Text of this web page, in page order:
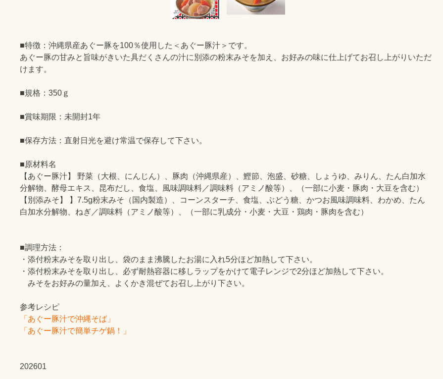
■特徴：沖縄県産あぐー豚を100％使用した＜あぐー豚汁＞です。
あぐー豚の甘みと旨味がきいた具だくさんの汁に別添の粉末みそを加え、お好みの味に仕上げてお召し上がりいただ
けます。
■規格：350ｇ
■賞味期限：未開封1年
■保存方法：直射日光を避け常温で保存して下さい。
■原材料名
【あぐー豚汁】 野菜（大根、にんじん）、豚肉（沖縄県産）、鰹節、泡盛、砂糖、しょうゆ、みりん、たん白加水
分解物、酵母エキス、昆布だし、食塩、風味調味料／調味料（アミノ酸等）、（一部に小麦・豚肉・大豆を含む）
【別添みそ】 】7.5g粉末みそ（国内製造）、コーンスターチ、食塩、ぶどう糖、かつお風味調味料、わかめ、たん
白加水分解物、ねぎ／調味料（アミノ酸等）、（一部に乳成分・小麦・大豆・鶏肉・豚肉を含む）
■調理方法：
・添付粉末みそを取り出し、袋のまま沸騰したお湯に入れ5分ほど加熱して下さい。
・添付粉末みそを取り出し、必ず耐熱容器に移しラップをかけて電子レンジで2分ほど加熱して下さい。
みそをお好みの量加え、よくかき混ぜてお召し上がり下さい。
参考レシピ
「あぐー豚汁で沖縄そば」
「あぐー豚汁で簡単チゲ鍋！」
202601